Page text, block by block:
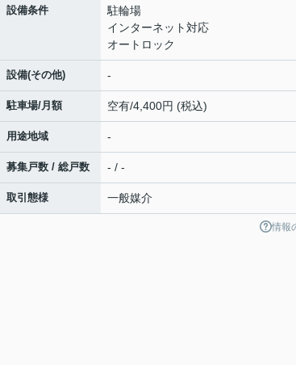
設備条件
駐輪場
インターネット対応
オートロック
設備(その他) -
駐車場/月額 空有/4,400円 (税込)
用途地域 -
募集戸数 / 総戸数 - / -
取引態様 一般媒介
情報